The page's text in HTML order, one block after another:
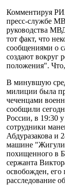
Комментируя
пресс-службе
руководства
тот факт, что
сообщениями о
создают вокруг
положения".
В минувшую
милиции была
чеченцами
сообщили
России, в 19:30
сотрудники
Абдуразакова и
машине
похищенного в
сержанта
освобожден, его
расследование